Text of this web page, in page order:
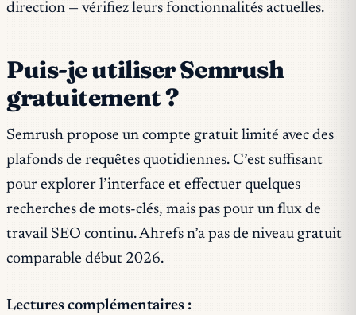
direction — vérifiez leurs fonctionnalités actuelles.
Puis-je utiliser Semrush
gratuitement ?
Semrush propose un compte gratuit limité avec des
plafonds de requêtes quotidiennes. C’est suffisant
pour explorer l’interface et effectuer quelques
recherches de mots-clés, mais pas pour un flux de
travail SEO continu. Ahrefs n’a pas de niveau gratuit
comparable début 2026.
Lectures complémentaires :